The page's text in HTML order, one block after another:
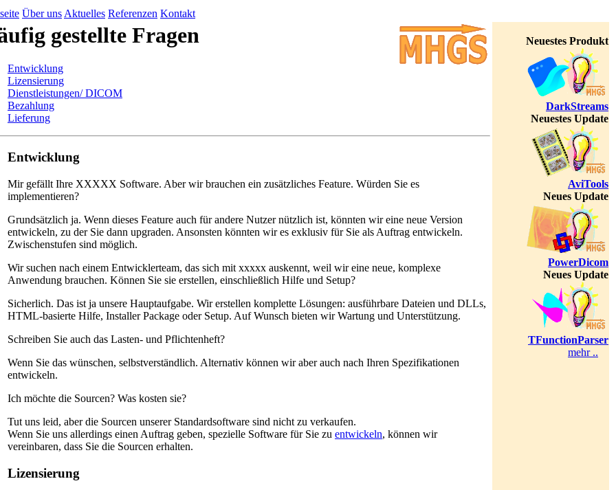
Über uns Aktuelles Referenzen Kontakt
gestellte Fragen
Entwicklung
Lizensierung
Dienstleistungen/ DICOM
Bezahlung
Lieferung
Entwicklung
Mir gefällt Ihre XXXXX Software. Aber wir brauchen ein zusätzliches Feature. Würden Sie es
implementieren?
Grundsätzlich ja. Wenn dieses Feature auch für andere Nutzer nützlich ist, könnten wir eine neue Version
entwickeln, zu der Sie dann upgraden. Ansonsten könnten wir es exklusiv für Sie als Auftrag entwickeln.
Zwischenstufen sind möglich.
Wir suchen nach einem Entwicklerteam, das sich mit xxxxx auskennt, weil wir eine neue, komplexe
Anwendung brauchen. Können Sie sie erstellen, einschließlich Hilfe und Setup?
Sicherlich. Das ist ja unsere Hauptaufgabe. Wir erstellen komplette Lösungen: ausführbare Dateien und DLLs,
HTML-basierte Hilfe, Installer Package oder Setup. Auf Wunsch bieten wir Wartung und Unterstützung.
Schreiben Sie auch das Lasten- und Pflichtenheft?
Wenn Sie das wünschen, selbstverständlich. Alternativ können wir aber auch nach Ihren Spezifikationen
entwickeln.
Ich möchte die Sourcen? Was kosten sie?
Tut uns leid, aber die Sourcen unserer Standardsoftware sind nicht zu verkaufen.
Wenn Sie uns allerdings einen Auftrag geben, spezielle Software für Sie zu entwickeln, können wir
vereinbaren, dass Sie die Sourcen erhalten.
Lizensierung
Neuestes Produkt
DarkStreams
Neuestes Update
AviTools
Neues Update
PowerDicom
Neues Update
TFunctionParser
mehr ..